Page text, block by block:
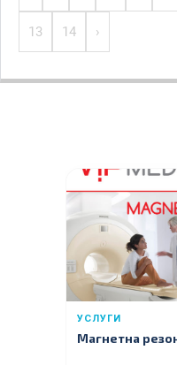
13 14 ›
УСЛУГИ
Магнетна